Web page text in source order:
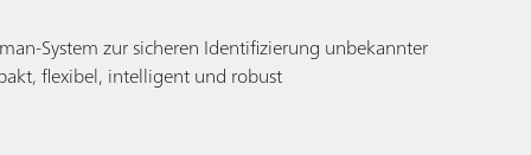
System zur sicheren Identifizierung unbekannter
flexibel, intelligent und robust